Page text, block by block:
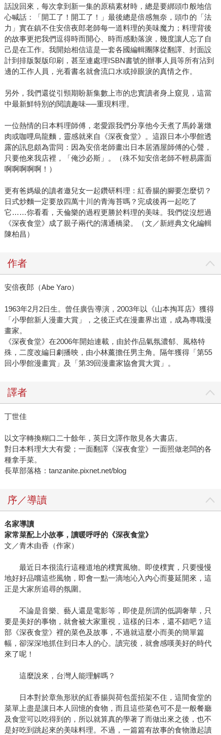
話說回來，每次拿到新一集的原稿素材時，總是要綁頭巾般地信
心喊話：「開工了！開工了！」最後總是倍感無奈，頭巾的「法
力」實在鎮不住安倍夜郎老師每一道料理的美味魔力；料理背後
的故事更把我們逗得時而開心、時而感動落淚，幾度讓人忘了自
己是在工作。我開始相信這是一套各國編輯團隊從翻譯、封面設
計到排版製版印刷，甚至連處理ISBN書號的辦事人員等所有沾到
邊的工作人員，光看書名就會流口水或掉眼淚的真情之作。
另外，我們還從引頸期盼新集數上市的忠實讀者身上窺見，這當
中最新鮮特別的閱讀趣味──重現料理。
一位熱情的日本料理師傅，老愛跟我們分享他今天煮了馬鈴薯燉
肉或咖哩烏龍麵，靈感就來自《深夜食堂》。這跟日本小學館透
露的訊息頗為雷同：因為安倍老師畫出日本居酒屋師傅的心聲，
只要他來我店裡，「俺沙必斯」。（殊不知安倍老師不輕易露面
啊啊啊啊啊！）
更有爸媽級的讀者邀兒女一起鑽研料理：紅香腸的腳要怎麼切？
日式炒麵一定要放四萬十川的青海苔嗎？完成後再一起吃了
它……你看看，天倫樂的過程更勝於料理的美味。我們從沒想過
《深夜食堂》成了親子兩代的溝通橋梁。（文／新經典文化編輯
陳柏昌）
作者
安倍夜郎（Abe Yaro）
1963年2月2日生。曾任廣告導演，2003年以《山本掏耳店》獲得
「小學館新人漫畫大賞」，之後正式在漫畫界出道，成為專職漫
畫家。
《深夜食堂》在2006年開始連載，由於作品氣氛濃郁、風格特
殊，二度改編日劇播映，由小林薰擔任男主角。隔年獲得「第55
回小學館漫畫賞」及「第39回漫畫家協會賞大賞」。
譯者
丁世佳
以文字轉換糊口二十餘年，英日文譯作散見各大書店。
對日本料理大大有愛；一面翻譯《深夜食堂》一面照做老闆的各
種拿手菜。
長草部落格：tanzanite.pixnet.net/blog
序／導讀
名家導讀
家常菜配上小故事，讀暖呼呼的《深夜食堂》
文／青木由香（作家）
最近日本很流行這種道地的樸實風物。即使樸實，只要慢慢
地好好品嚐這些風物，即會一點一滴地沁入內心而蔓延開來，這
正是大家所追尋的氛圍。
不論是音樂、藝人還是電影等，即使是所謂的低調奢華，只
要是美好的事物，就會被大家重視，這樣的日本，還不錯吧？這
部《深夜食堂》裡的菜色及故事，不過就這麼小而美的簡單篇
幅，卻深深地抓住到日本人的心。讀完後，就會感嘆美好的時代
來了呢！
這麼說來，台灣人能理解嗎？
日本對於章魚形狀的紅香腸與荷包蛋招架不住，這間食堂的
菜單上盡是讓日本人回憶的食物，而且這些菜色可不是一般餐廳
及食堂可以吃得到的，所以就算真的學著了而做出來之後，也不
是好吃到跳起來的美味料理。不過，一篇篇有故事的食物激起讀